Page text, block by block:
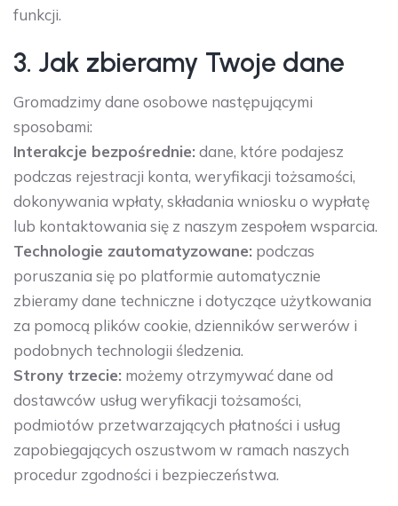
funkcji.
3. Jak zbieramy Twoje dane
Gromadzimy dane osobowe następującymi
sposobami:
Interakcje bezpośrednie: dane, które podajesz
podczas rejestracji konta, weryfikacji tożsamości,
dokonywania wpłaty, składania wniosku o wypłatę
lub kontaktowania się z naszym zespołem wsparcia.
Technologie zautomatyzowane: podczas
poruszania się po platformie automatycznie
zbieramy dane techniczne i dotyczące użytkowania
za pomocą plików cookie, dzienników serwerów i
podobnych technologii śledzenia.
Strony trzecie: możemy otrzymywać dane od
dostawców usług weryfikacji tożsamości,
podmiotów przetwarzających płatności i usług
zapobiegających oszustwom w ramach naszych
procedur zgodności i bezpieczeństwa.